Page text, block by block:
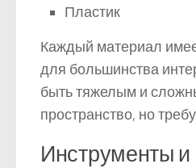
Пластик
Каждый материал
для большинства
быть тяжелым и
пространство, но
Инструменты